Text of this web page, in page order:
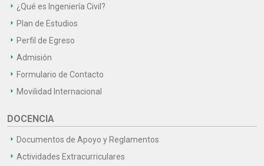
¿Qué es Ingeniería Civil?
Plan de Estudios
Perfil de Egreso
Admisión
Formulario de Contacto
Movilidad Internacional
DOCENCIA
Documentos de Apoyo y Reglamentos
Actividades Extracurriculares